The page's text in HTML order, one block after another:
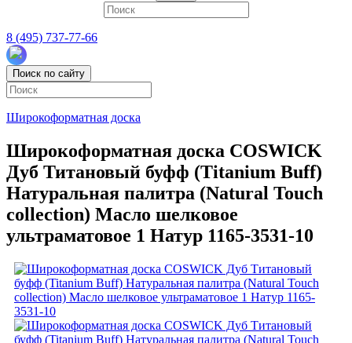
8 (495) 737-77-66
Поиск по сайту
Широкоформатная доска
Широкоформатная доска COSWICK
Дуб Титановый буфф (Titanium Buff)
Натуральная палитра (Natural Touch
collection) Масло шелковое
ультраматовое 1 Натур 1165-3531-10